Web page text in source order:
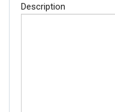
Description